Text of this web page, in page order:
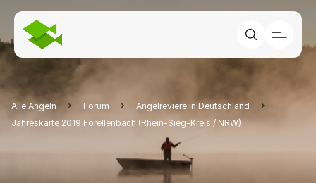
Alle Angeln Forum
Angelreviere in Deutschland
Jahreskarte 2019 Forellenbach (Rhein-Sieg-Kreis / NRW)